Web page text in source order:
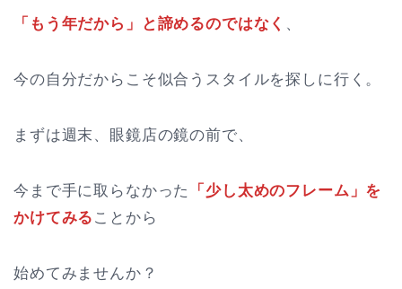
「もう年だから」と諦めるのではなく 、
今の自分だからこそ似合うスタイルを探しに行く。
まずは週末、眼鏡店の鏡の前で、
今まで手に取らなかった
「少し太めのフレーム」を
かけてみる ことから
始めてみませんか？